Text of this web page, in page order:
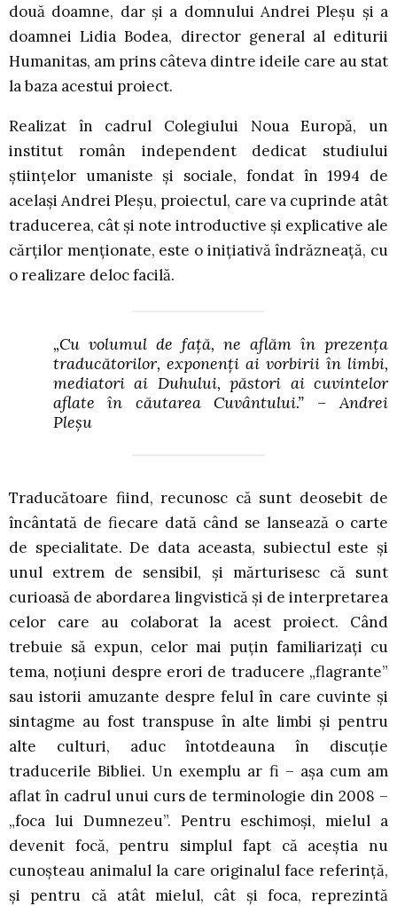
două doamne, dar și a domnului Andrei Pleșu și a
doamnei Lidia Bodea, director general al editurii
Humanitas, am prins câteva dintre ideile care au stat
la baza acestui proiect.
Realizat în cadrul Colegiului Noua Europă, un
institut român independent dedicat studiului
științelor umaniste și sociale, fondat în 1994 de
același Andrei Pleșu, proiectul, care va cuprinde atât
traducerea, cât și note introductive și explicative ale
cărților menționate, este o inițiativă îndrăzneață, cu
o realizare deloc facilă.
„Cu volumul de față, ne aflăm în prezența
traducătorilor, exponenți ai vorbirii în limbi,
mediatori ai Duhului, păstori ai cuvintelor
aflate în căutarea Cuvântului.” – Andrei
Pleșu
Traducătoare fiind, recunosc că sunt deosebit de
încântată de fiecare dată când se lansează o carte
de specialitate. De data aceasta, subiectul este și
unul extrem de sensibil, și mărturisesc că sunt
curioasă de abordarea lingvistică și de interpretarea
celor care au colaborat la acest proiect. Când
trebuie să expun, celor mai puțin familiarizați cu
tema, noțiuni despre erori de traducere „flagrante”
sau istorii amuzante despre felul în care cuvinte și
sintagme au fost transpuse în alte limbi și pentru
alte culturi, aduc întotdeauna în discuție
traducerile Bibliei. Un exemplu ar fi – așa cum am
aflat în cadrul unui curs de terminologie din 2008 –
„foca lui Dumnezeu”. Pentru eschimoși, mielul a
devenit focă, pentru simplul fapt că aceștia nu
cunoșteau animalul la care originalul face referință,
și pentru că atât mielul, cât și foca, reprezintă